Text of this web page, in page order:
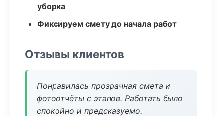
уборка
Фиксируем смету до начала работ
Отзывы клиентов
Понравилась прозрачная смета и
фотоотчёты с этапов. Работать было
спокойно и предсказуемо.